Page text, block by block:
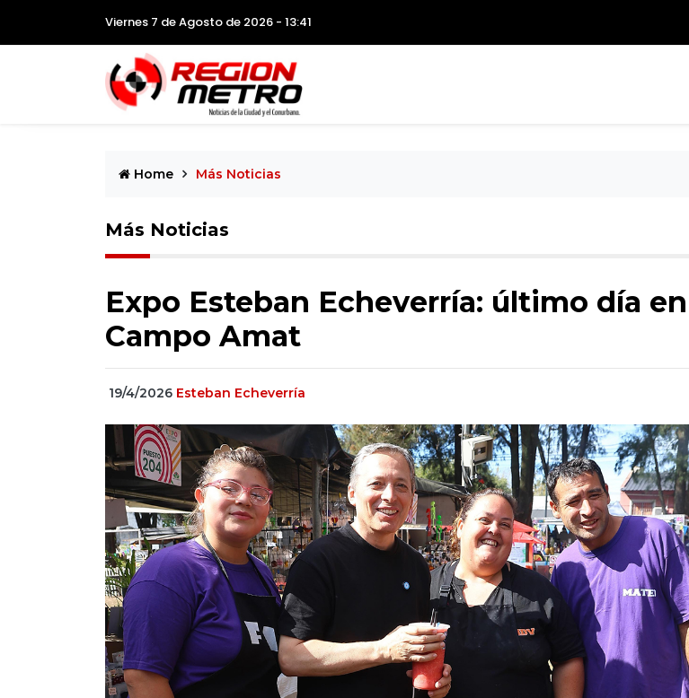
Viernes 7 de Agosto de 2026 - 13:41
Home Más Noticias
Más Noticias
Expo Esteban Echeverría: último día en
Campo Amat
19/4/2026 Esteban Echeverría